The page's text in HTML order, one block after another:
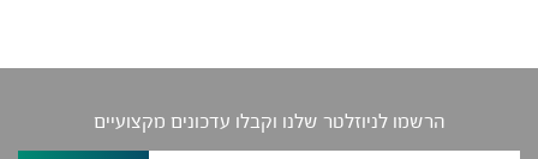
הרשמו לניוזלטר שלנו וקבלו עדכונים מקצועיים